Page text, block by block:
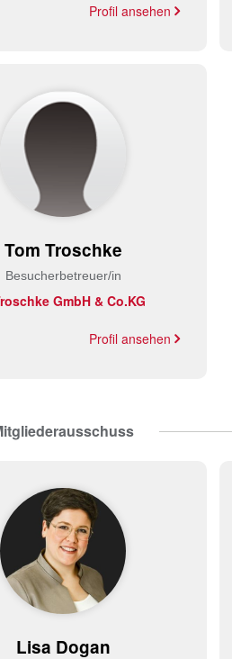
Profil ansehen
Tom Troschke
Besucherbetreuer/in
GmbH & Co.KG
Profil ansehen
Lisa Dogan